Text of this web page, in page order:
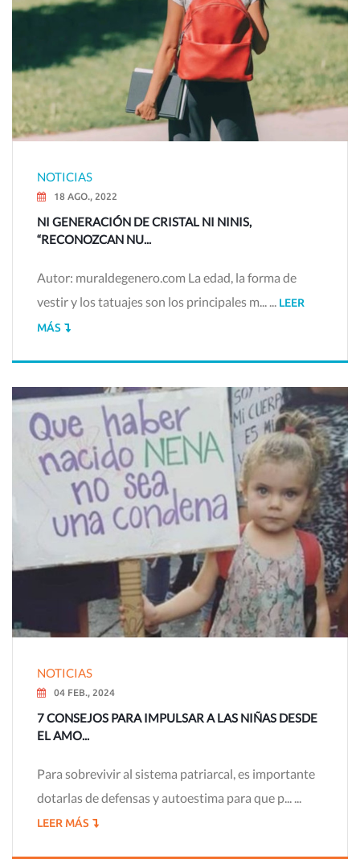
NOTICIAS
18 AGO., 2022
NI GENERACIÓN DE CRISTAL NI NINIS,
“RECONOZCAN NU...
Autor: muraldegenero.com La edad, la forma de
vestir y los tatuajes son los principales m... ... LEER
MÁS
NOTICIAS
04 FEB., 2024
7 CONSEJOS PARA IMPULSAR A LAS NIÑAS DESDE
EL AMO...
Para sobrevivir al sistema patriarcal, es importante
dotarlas de defensas y autoestima para que p... ...
LEER MÁS